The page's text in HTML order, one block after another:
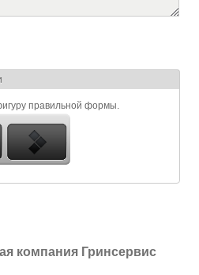
правильной формы.
компания Гринсервис